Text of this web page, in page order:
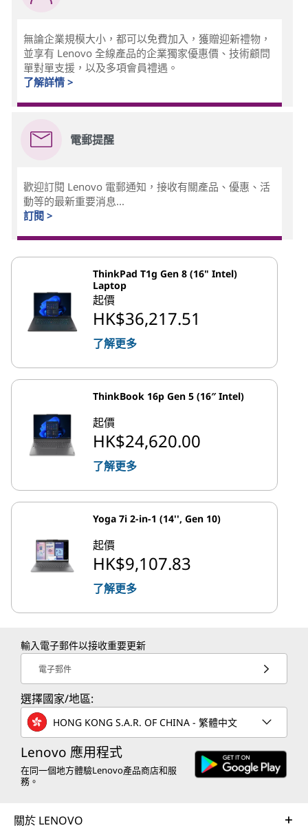
無論企業規模大小，都可以免費加入，獲贈迎新禮物，
並享有 Lenovo 全線產品的企業獨家優惠價、技術顧問
單對單支援，以及多項會員禮遇。
了解詳情 >
電郵提醒
歡迎訂閱 Lenovo 電郵通知，接收有關產品、優惠、活
動等的最新重要消息...
訂閱 >
ThinkPad T1g Gen 8 (16" Intel)
Laptop
起價
HK$36,217.51
了解更多
ThinkBook 16p Gen 5 (16″ Intel)
起價
HK$24,620.00
了解更多
Yoga 7i 2-in-1 (14'', Gen 10)
起價
HK$9,107.83
了解更多
輸入電子郵件以接收重要更新
電子郵件
選擇國家/地區:
HONG KONG S.A.R. OF CHINA - 繁體中文
Lenovo 應用程式
在同一個地方體驗Lenovo產品商店和服
務。
關於 LENOVO